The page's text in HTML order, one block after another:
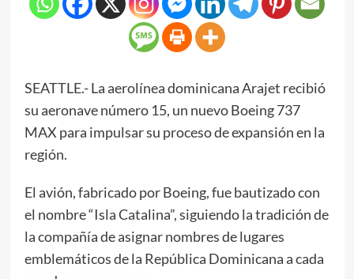
SEATTLE.- La aerolínea dominicana Arajet recibió
su aeronave número 15, un nuevo Boeing 737
MAX para impulsar su proceso de expansión en la
región.
El avión, fabricado por Boeing, fue bautizado con
el nombre “Isla Catalina”, siguiendo la tradición de
la compañía de asignar nombres de lugares
emblemáticos de la República Dominicana a cada